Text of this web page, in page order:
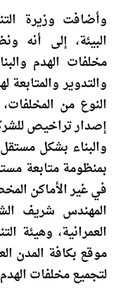
وأضافت وزيرة
البيئة، إلى أنه
مخلفات الهدم
والتدوير والمتابعة
النوع من
إصدار تراخيص
بمنظومة متابعة
في غير الأماكن
المهندس شريف
العمرانية، وهيئة
موقع بكافة المدن
لتجميع مخلفات الهدم